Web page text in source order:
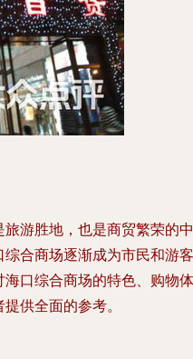
游胜地，也是商贸繁荣的中
合商场逐渐成为市民和游客
口综合商场的特色、购物体
供全面的参考。